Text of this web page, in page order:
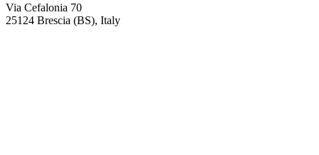
Via Cefalonia 70
25124 Brescia (BS), Italy